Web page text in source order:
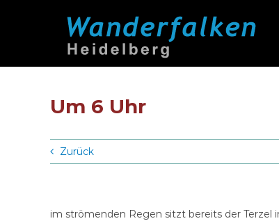
Um 6 Uhr
Zurück
im strömenden Regen sitzt bereits der Terzel